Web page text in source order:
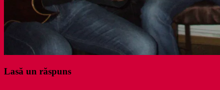
Lasă un răspuns